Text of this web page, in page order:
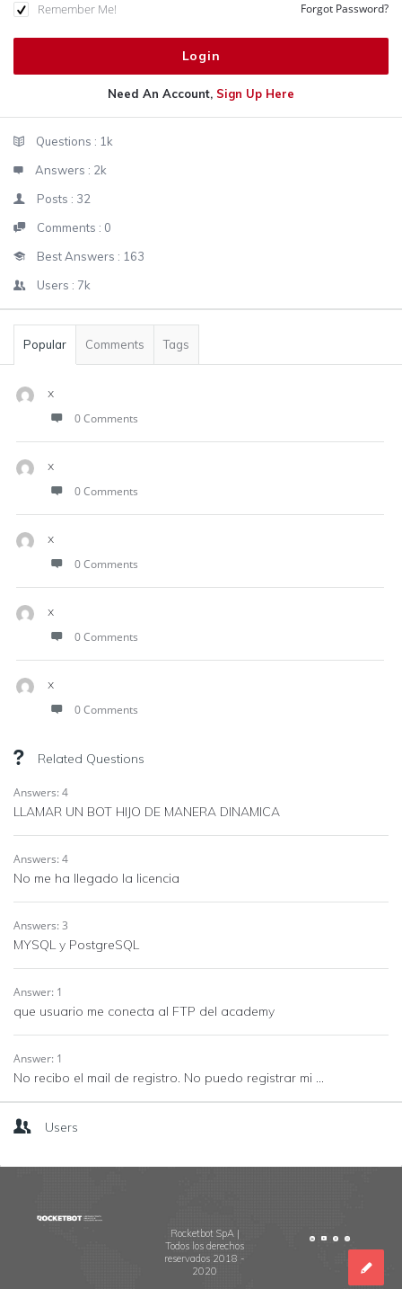
Remember Me! Forgot Password?
Need An Account, Sign Up Here
StatsQuestions : 1k
Answers : 2k
Posts : 32
Comments : 0
Best Answers : 163
Users : 7k
Popular Comments Tags
x
0 Comments
x
0 Comments
x
0 Comments
x
0 Comments
x
0 Comments
Related Questions
Answers: 4
LLAMAR UN BOT HIJO DE MANERA DINAMICA
Answers: 4
No me ha llegado la licencia
Answers: 3
MYSQL y PostgreSQL
Answer: 1
que usuario me conecta al FTP del academy
Answer: 1
No recibo el mail de registro. No puedo registrar mi ...
Users
Footer
Rocketbot SpA |
Todos los derechos
reservados 2018 -
2020